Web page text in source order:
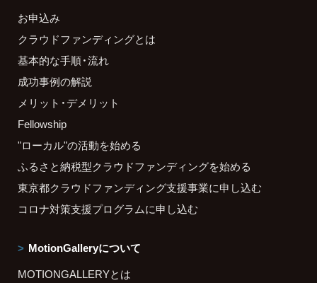
お申込み
クラウドファンディングとは
基本的な手順・流れ
成功事例の解説
メリット・デメリット
Fellowship
"ローカル"の活動を始める
ふるさと納税型クラウドファンディングを始める
東京都クラウドファンディング支援事業に申し込む
コロナ対策支援プログラムに申し込む
MotionGalleryについて
MOTIONGALLERYとは